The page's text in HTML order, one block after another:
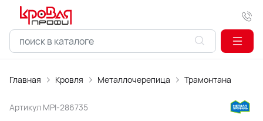
Главная Кровля Металлочерепица Трамонтана
Артикул MPI-286735